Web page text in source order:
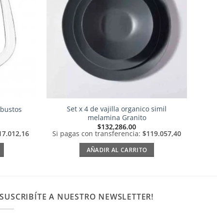
deseos
deseos
Set x 4 de vajilla organico simil
melamina Granito
$132,286.00
Si pagas con transferencia: $119.057,40
AÑADIR AL CARRITO
SUSCRIBÍTE A NUESTRO NEWSLETTER!